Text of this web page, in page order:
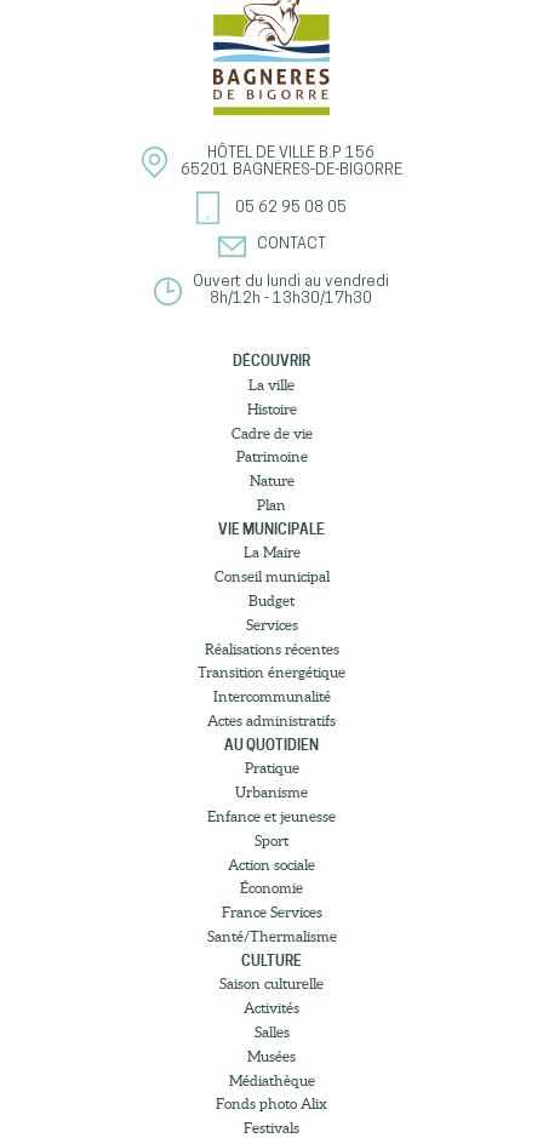
HÔTEL DE VILLE B.P 156
65201 BAGNÈRES-DE-BIGORRE
05 62 95 08 05
CONTACT
Ouvert du lundi au vendredi
8h/12h - 13h30/17h30
DÉCOUVRIR
La ville
Histoire
Cadre de vie
Patrimoine
Nature
Plan
VIE MUNICIPALE
La Maire
Conseil municipal
Budget
Services
Réalisations récentes
Transition énergétique
Intercommunalité
Actes administratifs
AU QUOTIDIEN
Pratique
Urbanisme
Enfance et jeunesse
Sport
Action sociale
Économie
France Services
Santé/Thermalisme
CULTURE
Saison culturelle
Activités
Salles
Musées
Médiathèque
Fonds photo Alix
Festivals